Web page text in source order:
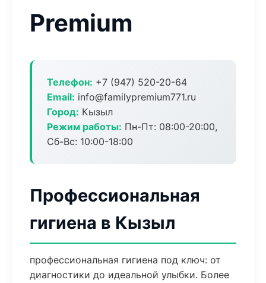
Premium
Телефон: +7 (947) 520-20-64
Email: info@familypremium771.ru
Город: Кызыл
Режим работы: Пн-Пт: 08:00-20:00,
Сб-Вс: 10:00-18:00
Профессиональная
гигиена в Кызыл
профессиональная гигиена под ключ: от
диагностики до идеальной улыбки. Более